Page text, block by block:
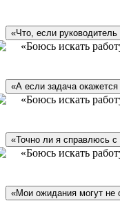
«Что, если
«А если задача
«Точно ли я справлюсь с
«Мои ожидания могут не